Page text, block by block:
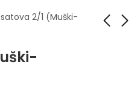
2/1 (Muški-